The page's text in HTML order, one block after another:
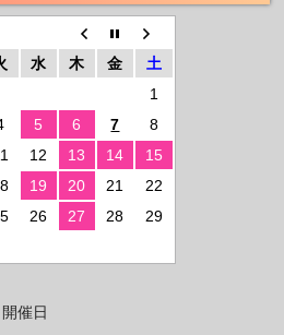
水 木 金
土
1
5 6 7
8
12 13 14
15
19 20 21
22
26 27 28
29
催日